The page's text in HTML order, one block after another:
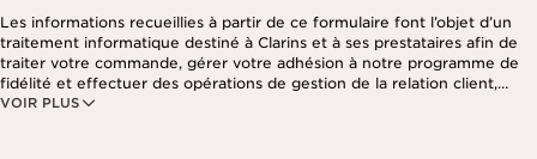
VOIR PLUS
Les informations recueillies à partir de ce formulaire font l’objet d’un
traitement informatique destiné à Clarins et à ses prestataires afin de
traiter votre commande, gérer votre adhésion à notre programme de
fidélité et effectuer des opérations de gestion de la relation client,
notamment pour vous adresser des offres personnalisées en fonction